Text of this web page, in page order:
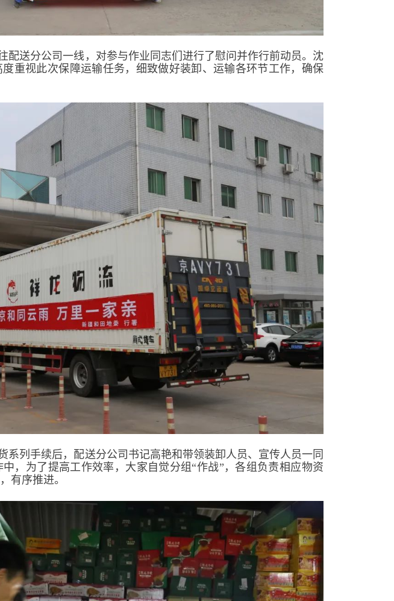
配送分公司一线，对参与作业同志们进行了慰问并作行前动员。沈
重视此次保障运输任务，细致做好装卸、运输各环节工作，确保
系列手续后，配送分公司书记高艳和带领装卸人员、宣传人员一同
，为了提高工作效率，大家自觉分组“作战”，各组负责相应物资
有序推进。